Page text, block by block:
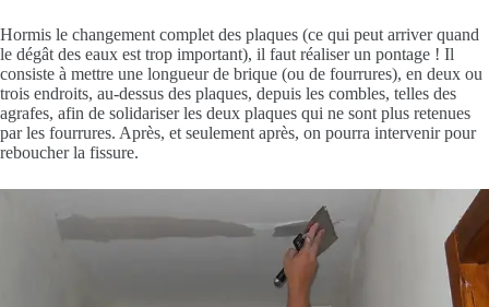
Hormis le changement complet des plaques (ce qui peut arriver quand
le dégât des eaux est trop important), il faut réaliser un pontage ! Il
consiste à mettre une longueur de brique (ou de fourrures), en deux ou
trois endroits, au-dessus des plaques, depuis les combles, telles des
agrafes, afin de solidariser les deux plaques qui ne sont plus retenues
par les fourrures. Après, et seulement après, on pourra intervenir pour
reboucher la fissure.